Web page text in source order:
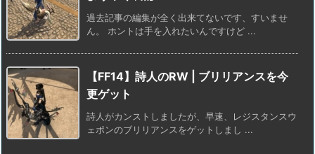
過去記事の編集が全く出来てないです、すいませ
ん。 ホントは手を入れたいんですけど ...
【FF14】詩人のRW | ブリリアンスを今
更ゲット
詩人がカンストしましたが、早速、レジスタンスウ
ェポンのブリリアンスをゲットしまし ...